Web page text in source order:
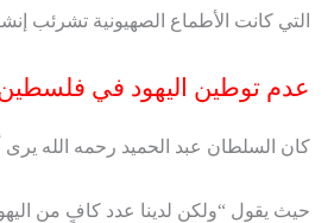
التي كانت الأطماع الصهيونية تشرئب
عدم توطين اليهود في
كان السلطان عبد الحميد رحمه الله
حيث يقول “ولكن لدينا عدد كافٍ من